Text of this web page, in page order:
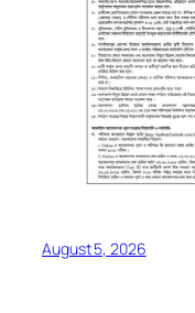
August 5, 2026